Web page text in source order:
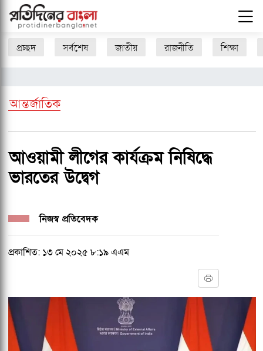
প্রচ্ছদ সর্বশেষ জাতীয় রাজনীতি শিক্ষা
আন্তর্জাতিক
আওয়ামী লীগের কার্যক্রম নিষিদ্ধে
ভারতের উদ্বেগ
নিজস্ব প্রতিবেদক
প্রকাশিত: ১৩ মে ২০২৫ ৮:১৯ এএম